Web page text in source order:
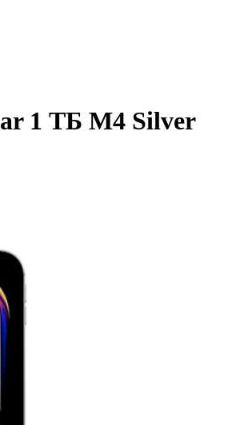
1 ТБ M4 Silver